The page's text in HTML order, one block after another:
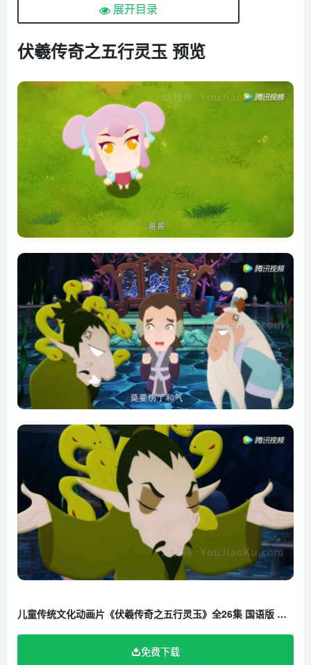
展开目录
伏羲传奇之五行灵玉 预览
儿童传统文化动画片《伏羲传奇之五行灵玉》全26集 国语版 高清/MP4/1.17G 百度云网盘下载
免费下载